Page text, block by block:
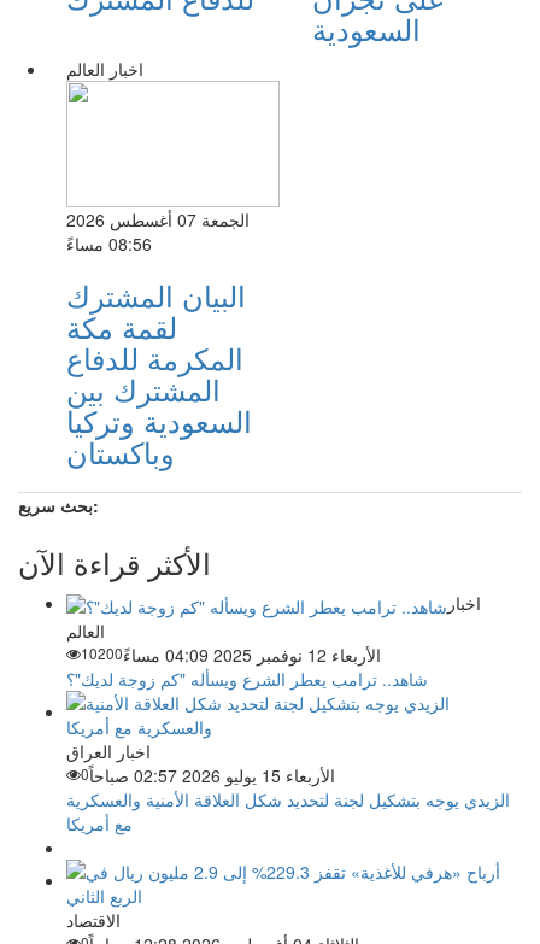
السعودية
اخبار العالم
الجمعة 07 أغسطس 2026
08:56 مساءً
البيان المشترك
لقمة مكة
المكرمة للدفاع
المشترك بين
السعودية وتركيا
وباكستان
بحث سريع:
الأكثر قراءة الآن
اخبار
العالم
الأربعاء 12 نوفمبر 2025 04:09 مساءً
10200
شاهد.. ترامب يعطر الشرع ويسأله "كم زوجة لديك"؟
اخبار العراق
الأربعاء 15 يوليو 2026 02:57 صباحاً
0
الزيدي يوجه بتشكيل لجنة لتحديد شكل العلاقة الأمنية والعسكرية
مع أمريكا
الاقتصاد